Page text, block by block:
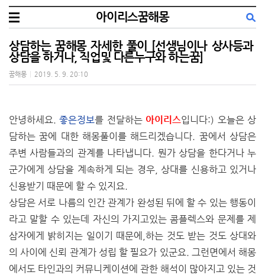
아이리스꿈해몽
상담하는 꿈해몽 자세한 풀이 [선생님이나 상사등과
상담을 하거나, 직업및 다른누구와 하는꿈]
꿈해몽 2019. 5. 9. 20:10
안녕하세요.좋은정보를 전달하는 아이리스입니다:) 오늘은 상
담하는 꿈에 대한 해몽풀이를 해드리겠습니다. 꿈에서 상담은
주변 사람들과의 관계를 나타냅니다. 뭔가 상담을 한다거나 누
군가에게 상담을 계속하게 되는 경우, 상대를 신용하고 있거나
신용받기 때문에 할 수 있지요.
상담은 서로 나름의 인간 관계가 완성된 뒤에 할 수 있는 행동이
라고 말할 수 있는데 자신의 가지고있는 콤플렉스와 문제를 제
삼자에게 밝히지는 일이기 때문에,하는 것도 받는 것도 상대와
의 사이에 신뢰 관계가 성립 할 필요가 있군요. 그런면에서 해몽
에서도 타인과의 커뮤니케이션에 관한 해석이 많아지고 있는 것